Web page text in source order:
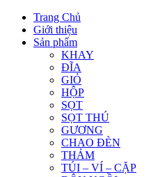
Trang Chủ
Giới thiệu
Sản phẩm
KHAY
ĐĨA
GIỎ
HỘP
SỌT
SỌT THÚ
GƯƠNG
CHAO ĐÈN
THẢM
TÚI – VÍ – CẶP